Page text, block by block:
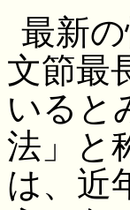
最新
文節最
いると
法」と
は、近